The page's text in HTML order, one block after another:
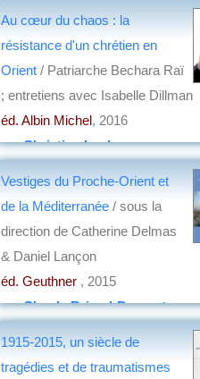
Au cœur du chaos : la
résistance d'un chrétien en
Orient / Patriarche Bechara Raï
; entretiens avec Isabelle Dillman
éd. Albin Michel, 2016
parChristian Lochon
Vestiges du Proche-Orient et
de la Méditerranée / sous la
direction de Catherine Delmas
& Daniel Lançon
éd. Geuthner , 2015
parClaude Briand-Ponsart
1915-2015, un siècle de
tragédies et de traumatismes